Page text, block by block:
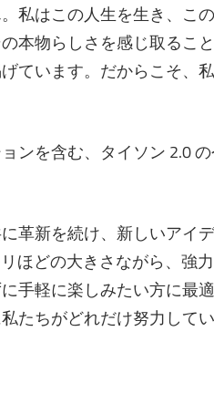
私はこの人生を生き、こ
本物らしさを感じ取るこ
ています。だからこそ、
ンを含む、タイソン 2.0
革新を続け、新しいアイ
ほどの大きさながら、強
手軽に楽しみたい方に最
たちがどれだけ努力して